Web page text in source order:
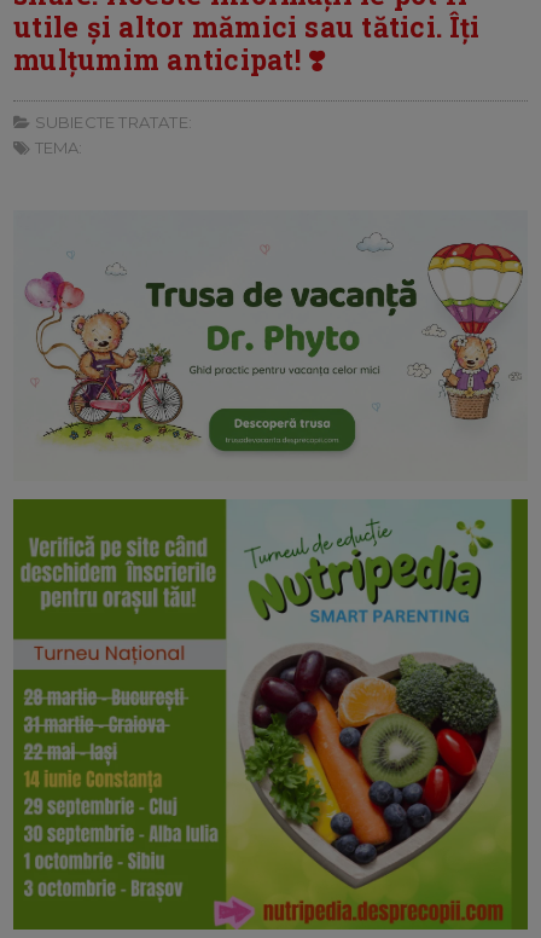
utile și altor mămici sau tătici. Îți
mulțumim anticipat! ❣️
SUBIECTE TRATATE:
TEMA: